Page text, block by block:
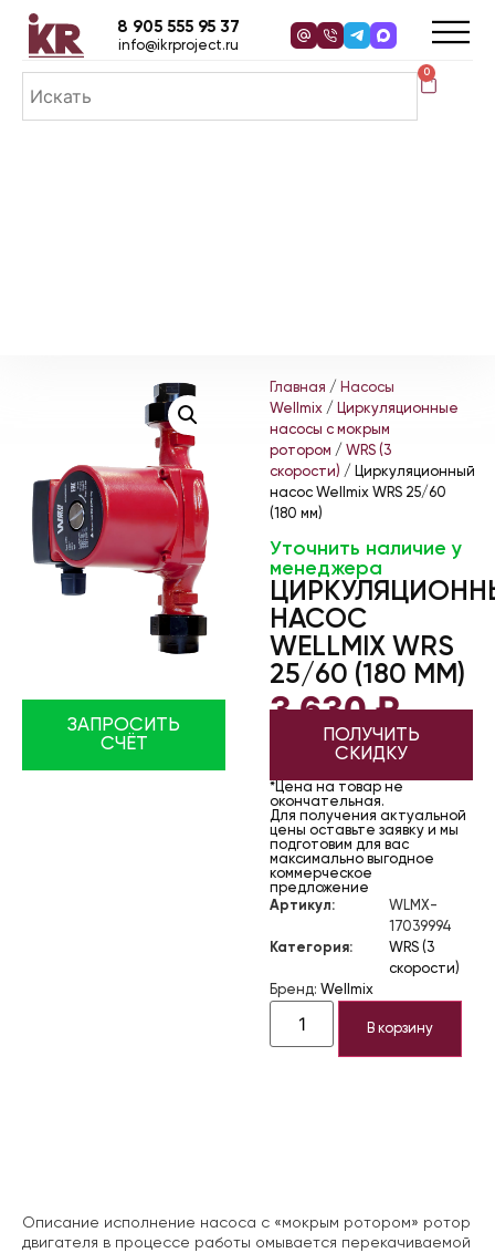
0
8 905 555 95 37
info@ikrproject.ru
ЗАПРОСИТЬ
СЧЁТ
Главная / Насосы
Wellmix / Циркуляционные
насосы с мокрым
ротором / WRS (3
скорости) / Циркуляционный
насос Wellmix WRS 25/60
(180 мм)
Уточнить наличие у
менеджера
НАСОС
WELLMIX WRS
25/60 (180 ММ)
3 630₽
ПОЛУЧИТЬ
СКИДКУ
*Цена на товар не
окончательная.
Для получения актуальной
цены оставьте заявку и мы
подготовим для вас
максимально выгодное
коммерческое
предложение
Артикул:
WLMX-
17039994
Категория:
WRS (3
скорости)
Бренд: Wellmix
В корзину
Описание исполнение насоса с «мокрым ротором» ротор
двигателя в процессе работы омывается перекачиваемой